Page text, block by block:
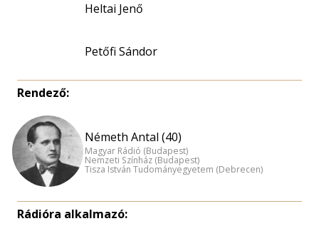
Heltai Jenő
Petőfi Sándor
Rendező:
Németh Antal (40)
Magyar Rádió (Budapest)
Nemzeti Színház (Budapest)
Tisza István Tudományegyetem (Debrecen)
Rádióra alkalmazó: